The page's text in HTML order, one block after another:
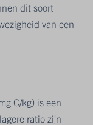
dit soort
van een
C/kg) is een
ratio zijn